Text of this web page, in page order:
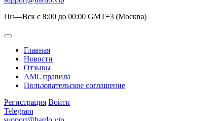
Пн—Вск с 8:00 до 00:00 GMT+3 (Москва)
Главная
Новости
Отзывы
AML правила
Пользовательское соглашение
Регистрация Войти
Telegram